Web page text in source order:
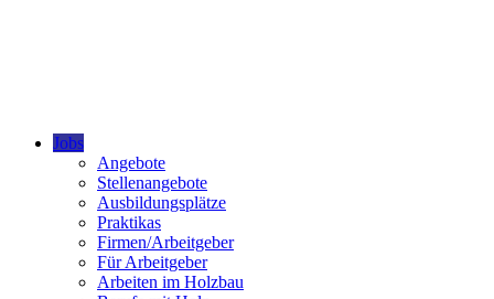
Jobs
Angebote
Stellenangebote
Ausbildungsplätze
Praktikas
Firmen/Arbeitgeber
Für Arbeitgeber
Arbeiten im Holzbau